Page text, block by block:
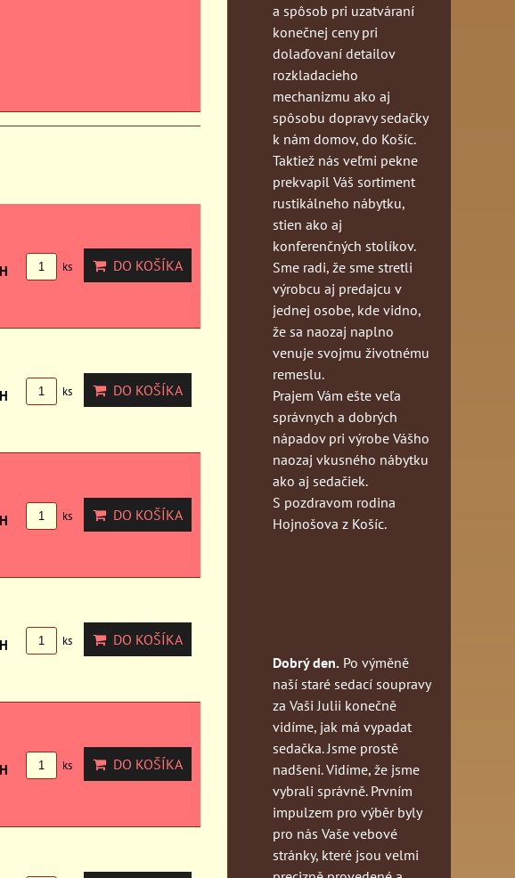
ks DO KOŠÍKA
ks DO KOŠÍKA
ks DO KOŠÍKA
ks DO KOŠÍKA
ks DO KOŠÍKA
a spôsob pri uzatváraní
konečnej ceny pri
dolaďovaní detailov
rozkladacieho
mechanizmu ako aj
spôsobu dopravy sedačky
k nám domov, do Košíc.
Taktiež nás veľmi pekne
prekvapil Váš sortiment
rustikálneho nábytku,
stien ako aj
konferenčných stolíkov.
Sme radi, že sme stretli
výrobcu aj predajcu v
jednej osobe, kde vidno,
že sa naozaj naplno
venuje svojmu životnému
remeslu.
Prajem Vám ešte veľa
správnych a dobrých
nápadov pri výrobe Vášho
naozaj vkusného nábytku
ako aj sedačiek.
S pozdravom rodina
Hojnošova z Košíc.
Dobrý den. Po výměně
naší staré sedací soupravy
za Vaši Julii konečně
vidíme, jak má vypadat
sedačka. Jsme prostě
nadšeni. Vidíme, že jsme
vybrali správně. Prvním
impulzem pro výběr byly
pro nás Vaše vebové
stránky, které jsou velmi